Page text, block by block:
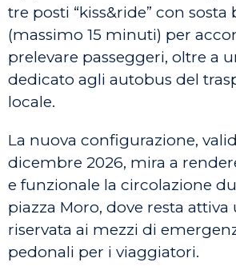
tre posti “kiss&ride” con sosta
(massimo 15 minuti) per
prelevare passeggeri, oltre a
dedicato agli autobus del
locale.
La nuova configurazione,
dicembre 2026, mira a
e funzionale la circolazione
piazza Moro, dove resta attiva
riservata ai mezzi di
pedonali per i viaggiatori.